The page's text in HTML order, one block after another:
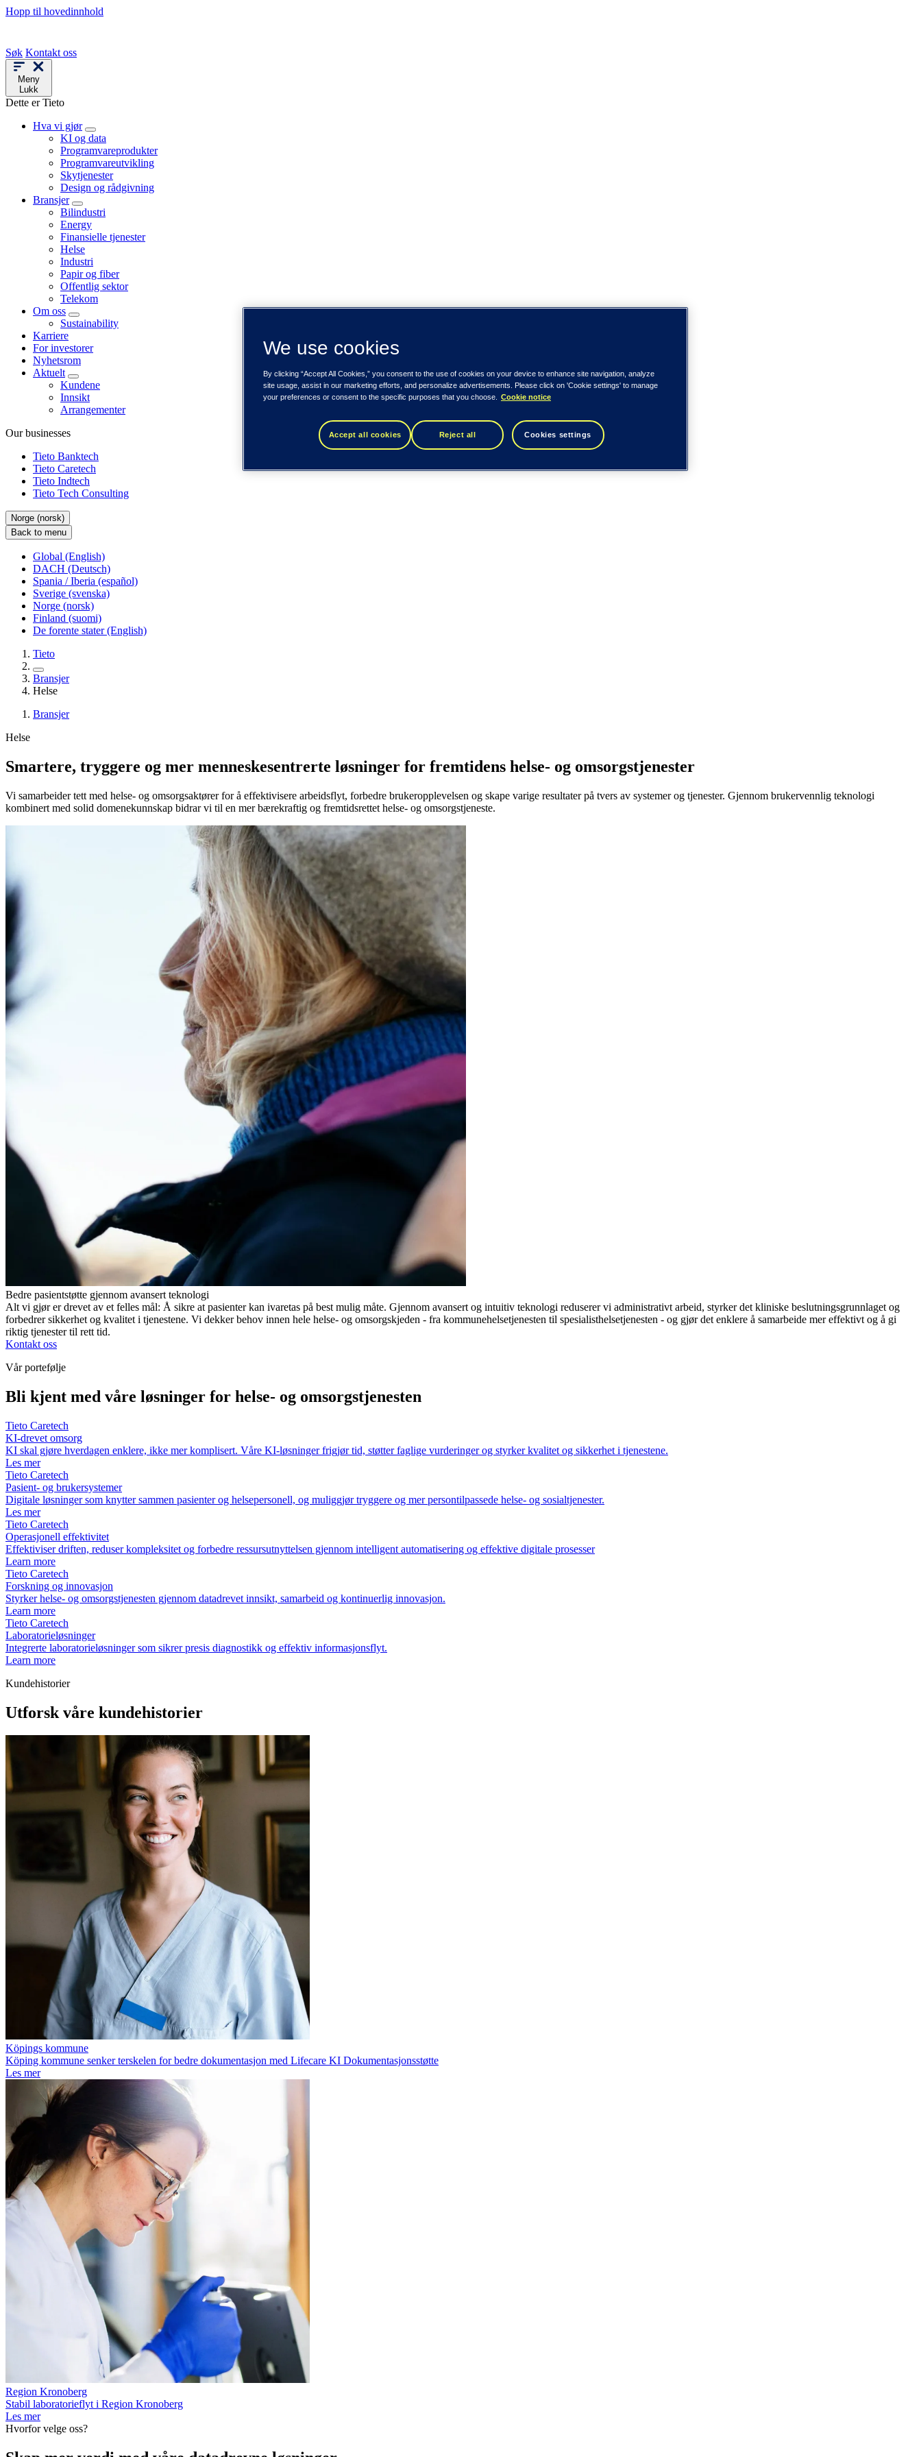
Hopp til hovedinnhold
Søk Kontakt oss
Meny
Lukk
Dette er Tieto
Hva vi gjør
KI og data
Programvareprodukter
Programvareutvikling
Skytjenester
Design og rådgivning
Bransjer
Bilindustri
Energy
Finansielle tjenester
Helse
Industri
Papir og fiber
Offentlig sektor
Telekom
Om oss
Sustainability
Karriere
For investorer
Nyhetsrom
Aktuelt
Kundene
Innsikt
Arrangementer
Our businesses
Tieto Banktech
Tieto Caretech
Tieto Indtech
Tieto Tech Consulting
Norge (norsk)
Back to menu
Global (English)
DACH (Deutsch)
Spania / Iberia (español)
Sverige (svenska)
Norge (norsk)
Finland (suomi)
De forente stater (English)
Tieto
Bransjer
Helse
Bransjer
Helse
Smartere, tryggere og mer menneskesentrerte løsninger for fremtidens helse- og omsorgstjenester
Vi samarbeider tett med helse- og omsorgsaktører for å effektivisere arbeidsflyt, forbedre brukeropplevelsen og skape varige resultater på tvers av systemer og tjenester. Gjennom brukervennlig teknologi
kombinert med solid domenekunnskap bidrar vi til en mer bærekraftig og fremtidsrettet helse- og omsorgstjeneste.
Bedre pasientstøtte gjennom avansert teknologi
Alt vi gjør er drevet av et felles mål: Å sikre at pasienter kan ivaretas på best mulig måte. Gjennom avansert og intuitiv teknologi reduserer vi administrativt arbeid, styrker det kliniske beslutningsgrunnlaget og
forbedrer sikkerhet og kvalitet i tjenestene. Vi dekker behov innen hele helse- og omsorgskjeden - fra kommunehelsetjenesten til spesialisthelsetjenesten - og gjør det enklere å samarbeide mer effektivt og å gi
riktig tjenester til rett tid.
Kontakt oss
Vår portefølje
Bli kjent med våre løsninger for helse- og omsorgstjenesten
Tieto Caretech
KI-drevet omsorg
KI skal gjøre hverdagen enklere, ikke mer komplisert. Våre KI-løsninger frigjør tid, støtter faglige vurderinger og styrker kvalitet og sikkerhet i tjenestene.
Les mer
Tieto Caretech
Pasient- og brukersystemer
Digitale løsninger som knytter sammen pasienter og helsepersonell, og muliggjør tryggere og mer persontilpassede helse- og sosialtjenester.
Les mer
Tieto Caretech
Operasjonell effektivitet
Effektiviser driften, reduser kompleksitet og forbedre ressursutnyttelsen gjennom intelligent automatisering og effektive digitale prosesser
Learn more
Tieto Caretech
Forskning og innovasjon
Styrker helse- og omsorgstjenesten gjennom datadrevet innsikt, samarbeid og kontinuerlig innovasjon.
Learn more
Tieto Caretech
Laboratorieløsninger
Integrerte laboratorieløsninger som sikrer presis diagnostikk og effektiv informasjonsflyt.
Learn more
Kundehistorier
Utforsk våre kundehistorier
Köpings kommune
Köping kommune senker terskelen for bedre dokumentasjon med Lifecare KI Dokumentasjonsstøtte
Les mer
Region Kronoberg
Stabil laboratorieflyt i Region Kronoberg
Les mer
Hvorfor velge oss?
We use cookies
By clicking “Accept All Cookies,” you consent to the use of cookies on your device to enhance site navigation, analyze
site usage, assist in our marketing efforts, and personalize advertisements. Please click on 'Cookie settings' to manage
your preferences or consent to the specific purposes that you choose.
Cookie notice
Accept all cookies Reject all Cookies settings